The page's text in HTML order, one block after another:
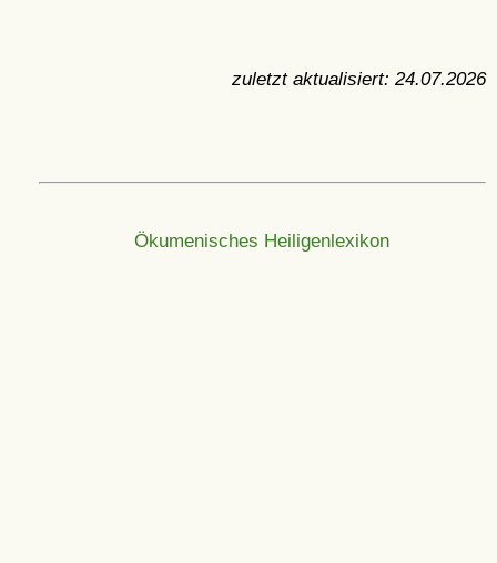
zuletzt aktualisiert: 24.07.2026
Ökumenisches Heiligenlexikon